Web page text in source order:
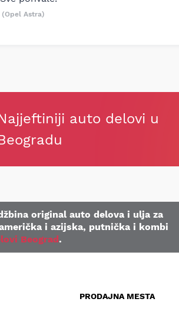
(Opel Astra)
auto delovi u
original auto delova i ulja za
i azijska, putnička i kombi
Beograd.
PRODAJNA MESTA